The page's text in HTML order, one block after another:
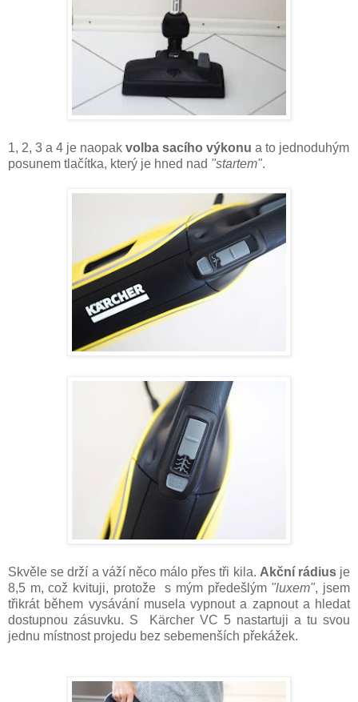
1, 2, 3 a 4 je naopak volba sacího výkonu a to jednoduhým
posunem tlačítka, který je hned nad "startem".
Skvěle se drží a váží něco málo přes tři kila. Akční rádiusje
8,5 m, což kvituji, protože s mým předešlým "luxem", jsem
třikrát během vysávání musela vypnout a zapnout a hledat
dostupnou zásuvku. S
Kärcher VC 5 nastartuji a tu svou
jednu místnost projedu bez sebemenších překážek.